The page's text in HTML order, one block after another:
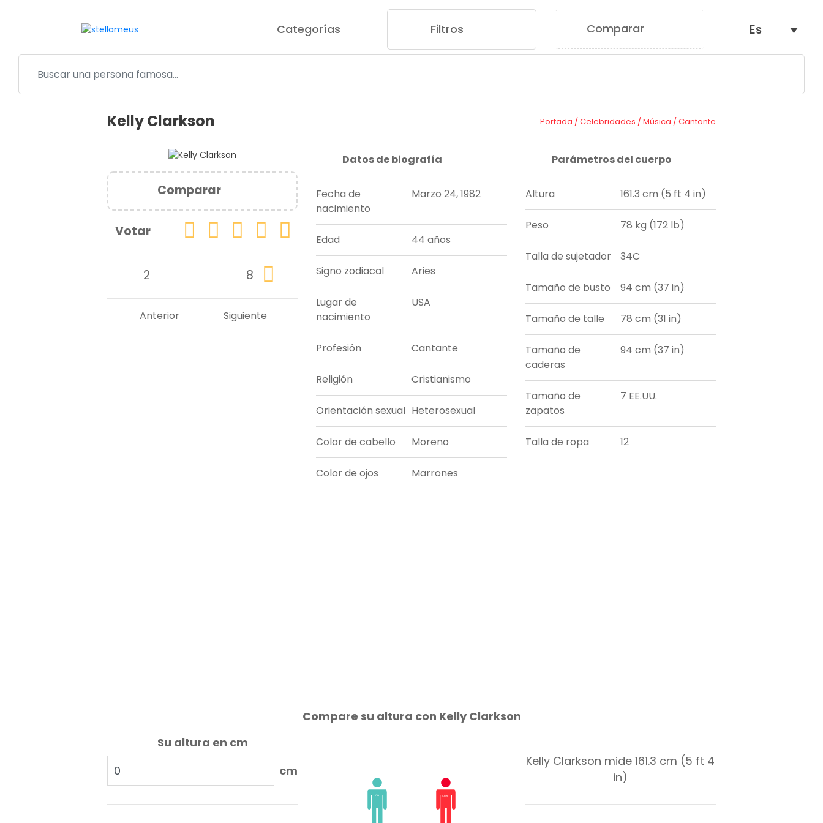
Categorías Filtros Comparar Es
Kelly Clarkson Portada /Celebridades /Música /Cantante
Comparar
Votar
2 8
Siguiente
Anterior
Datos de biografía
Fecha de
nacimiento
Marzo 24, 1982
Edad 44 años
Signo zodiacal Aries
Lugar de
nacimiento
USA
Profesión Cantante
Religión Cristianismo
Orientación sexual Heterosexual
Color de cabello Moreno
Color de ojos Marrones
Parámetros del cuerpo
Altura 161.3 cm (5 ft 4 in)
Peso 78 kg (172 lb)
Talla de sujetador 34C
Tamaño de busto 94 cm (37 in)
Tamaño de talle 78 cm (31 in)
Tamaño de
caderas
94 cm (37 in)
Tamaño de
zapatos
7 EE.UU.
Talla de ropa 12
Compare su altura con Kelly Clarkson
Su altura en cm
cm
Kelly Clarkson mide 161.3 cm (5 ft 4
in)